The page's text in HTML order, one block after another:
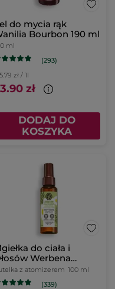
do mycia rąk
Bourbon 190 ml
ml
(293)
zł / 1l
zł
DODAJ DO
KOSZYKA
do ciała i
Werbena
& Kwiat
100 ml
z atomizerem 100 ml
(339)